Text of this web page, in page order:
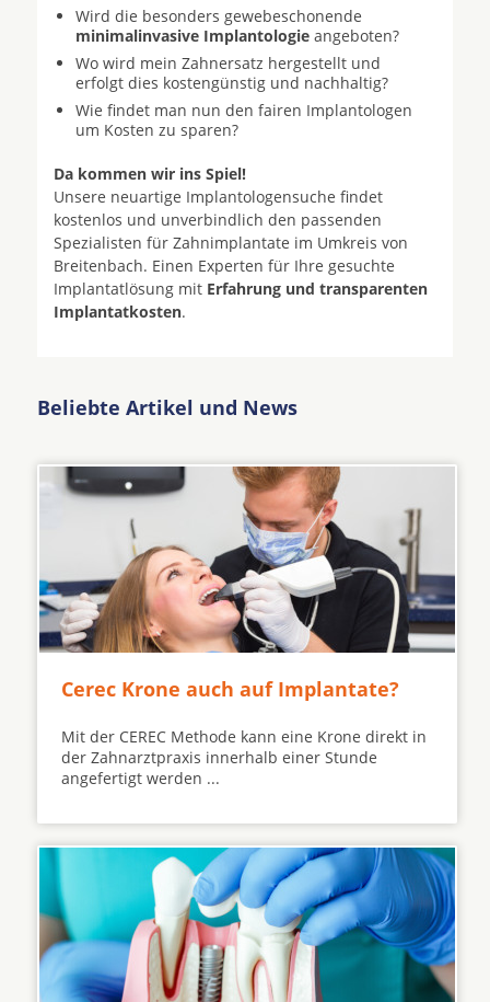
Wird die besonders gewebeschonende
minimalinvasive Implantologie angeboten?
Wo wird mein Zahnersatz hergestellt und
erfolgt dies kostengünstig und nachhaltig?
Wie findet man nun den fairen Implantologen
um Kosten zu sparen?
Da kommen wir ins Spiel!
Unsere neuartige Implantologensuche findet
kostenlos und unverbindlich den passenden
Spezialisten für Zahnimplantate im Umkreis von
Breitenbach. Einen Experten für Ihre gesuchte
Implantatlösung mit Erfahrung und transparenten
Implantatkosten.
Beliebte Artikel und News
Cerec Krone auch auf Implantate?
Mit der CEREC Methode kann eine Krone direkt in
der Zahnarztpraxis innerhalb einer Stunde
angefertigt werden ...